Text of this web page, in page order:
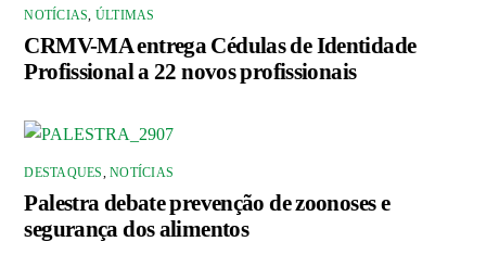
NOTÍCIAS, ÚLTIMAS
CRMV-MA entrega Cédulas de Identidade
Profissional a 22 novos profissionais
DESTAQUES,NOTÍCIAS
Palestra debate prevenção de zoonoses e
segurança dos alimentos